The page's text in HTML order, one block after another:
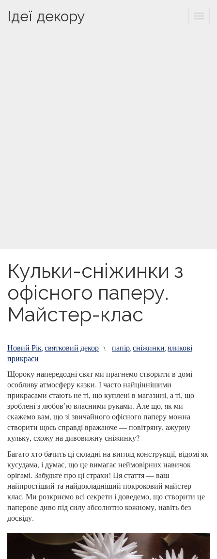
Ідеї декору
Кульки-сніжинки з
офісного паперу.
Майстер-клас
Новий Рік,святковий декор \ папір,сніжинки,яликові
прикраси
Щороку напередодні свят ми прагнемо створити в домі
особливу атмосферу казки. І часто найціннішими
прикрасами стають не ті, що куплені в магазині, а ті, що
зроблені з любов’ю власними руками. Але що, як ми
скажемо вам, що зі звичайного офісного паперу можна
створити щось справді вражаюче — повітряну, ажурну
кульку, схожу на дивовижну сніжинку?
Багато хто бачить ці складні на вигляд конструкції, відомі як
кусудама, і думає, що це вимагає неймовірних навичок
орігамі. Забудьте про ці страхи! Ця стаття — ваш
найпростіший та найдокладніший покроковий майстер-
клас. Ми розкриємо всі секрети і доведемо, що створити це
паперове диво під силу абсолютно кожному, навіть без
досвіду.